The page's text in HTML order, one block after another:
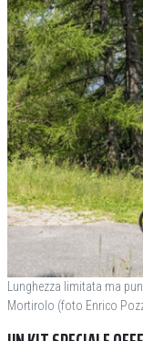
Lunghezza limitata ma
Mortirolo (foto Enrico